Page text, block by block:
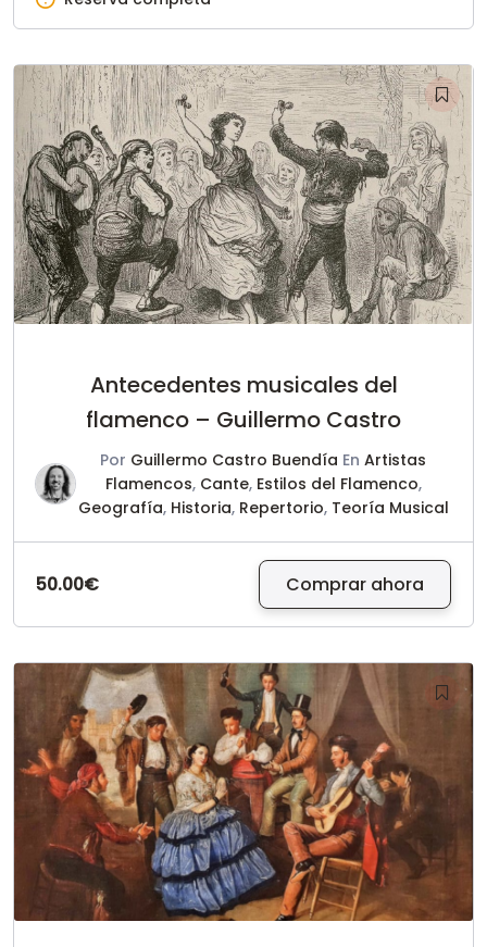
Antecedentes musicales del
flamenco – Guillermo Castro
Por Guillermo Castro Buendía En Artistas
Flamencos, Cante, Estilos del Flamenco,
Geografía, Historia, Repertorio, Teoría Musical
50.00€ Comprar ahora